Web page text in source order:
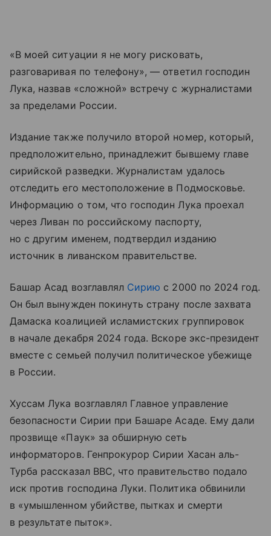
«В моей ситуации я не могу рисковать,
разговаривая по телефону», — ответил господин
Лука, назвав «сложной» встречу с журналистами
за пределами России.
Издание также получило второй номер, который,
предположительно, принадлежит бывшему главе
сирийской разведки. Журналистам удалось
отследить его местоположение в Подмосковье.
Информацию о том, что господин Лука проехал
через Ливан по российскому паспорту,
но с другим именем, подтвердил изданию
источник в ливанском правительстве.
Башар Асад возглавлял Сирию с 2000 по 2024 год.
Он был вынужден покинуть страну после захвата
Дамаска коалицией исламистских группировок
в начале декабря 2024 года. Вскоре экс-президент
вместе с семьей получил политическое убежище
в России.
Хуссам Лука возглавлял Главное управление
безопасности Сирии при Башаре Асаде. Ему дали
прозвище «Паук» за обширную сеть
информаторов. Генпрокурор Сирии Хасан аль-
Турба рассказал BBC, что правительство подало
иск против господина Луки. Политика обвинили
в «умышленном убийстве, пытках и смерти
в результате пыток».